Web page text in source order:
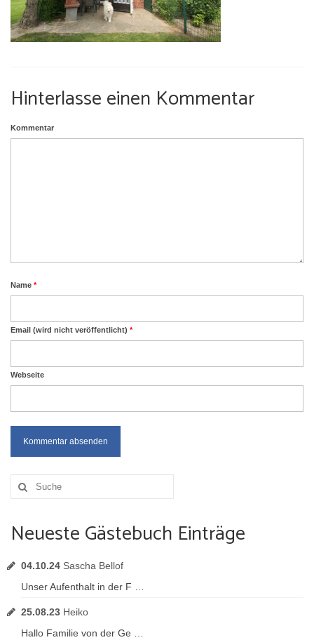
Umgebung
Hinterlasse einen Kommentar
Kommentar
Name *
Email (wird nicht veröffentlicht) *
Webseite
Suche
nach:
Neueste Gästebuch Einträge
04.10.24 Sascha Bellof
Unser Aufenthalt in der F …
25.08.23 Heiko
Hallo Familie von der Ge …